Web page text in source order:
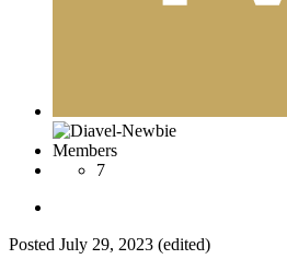
Members
7
Posted July 29, 2023 (edited)